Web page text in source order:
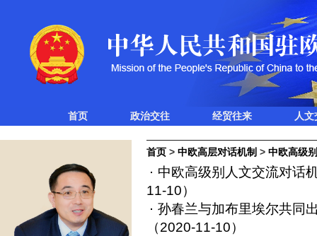
首页 政治交往 经贸往来 人
首页 > 中欧高层对话机制 > 中欧高级
中欧高级别人文交流对话
11-10）
孙春兰与加布里埃尔共同
（2020-11-10）